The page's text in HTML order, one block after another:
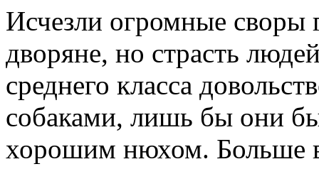
Исчезли огромные своры
дворяне, но страсть
среднего класса
собаками, лишь бы они
хорошим нюхом. Больше